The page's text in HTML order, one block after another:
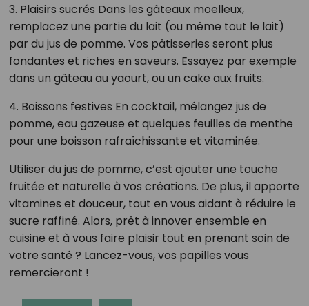
3. Plaisirs sucrés Dans les gâteaux moelleux,
remplacez une partie du lait (ou même tout le lait)
par du jus de pomme. Vos pâtisseries seront plus
fondantes et riches en saveurs. Essayez par exemple
dans un gâteau au yaourt, ou un cake aux fruits.
4. Boissons festives En cocktail, mélangez jus de
pomme, eau gazeuse et quelques feuilles de menthe
pour une boisson rafraîchissante et vitaminée.
Utiliser du jus de pomme, c’est ajouter une touche
fruitée et naturelle à vos créations. De plus, il apporte
vitamines et douceur, tout en vous aidant à réduire le
sucre raffiné. Alors, prêt à innover ensemble en
cuisine et à vous faire plaisir tout en prenant soin de
votre santé ? Lancez-vous, vos papilles vous
remercieront !